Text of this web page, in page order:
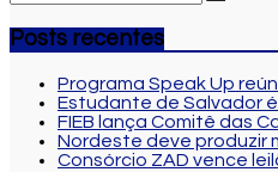
Posts recentes
Programa Speak Up
Estudante de Salvador
FIEB lança Comitê das
Nordeste deve produzir
Consórcio ZAD vence